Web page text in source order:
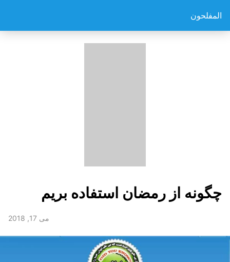
المفلحون
چگونه از رمضان استفاده بریم
می 17, 2018